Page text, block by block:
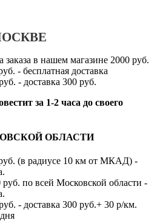
в нашем магазине 2000 руб.
- бесплатная доставка
- доставка 300 руб.
за 1-2 часа до своего
ОБЛАСТИ
(в радиусе 10 км от МКАД) -
руб. по всей Московской области -
- доставка 300 руб.+ 30 р/км.